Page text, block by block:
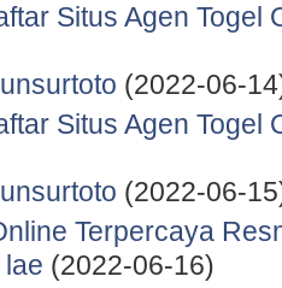
Situs Agen Togel
(2022-06-
Situs Agen Togel
(2022-06-
Terpercaya
(2022-06-16)